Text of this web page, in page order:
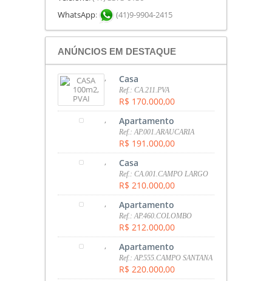
WhatsApp: (41)9-9904-2415
ANÚNCIOS EM DESTAQUE
, Casa
Ref.: CA.211.PVA
R$ 170.000,00
, Apartamento
Ref.: AP.001.ARAUCARIA
R$ 191.000,00
, Casa
Ref.: CA.001.CAMPO LARGO
R$ 210.000,00
, Apartamento
Ref.: AP.460.COLOMBO
R$ 212.000,00
, Apartamento
Ref.: AP.555.CAMPO SANTANA
R$ 220.000,00